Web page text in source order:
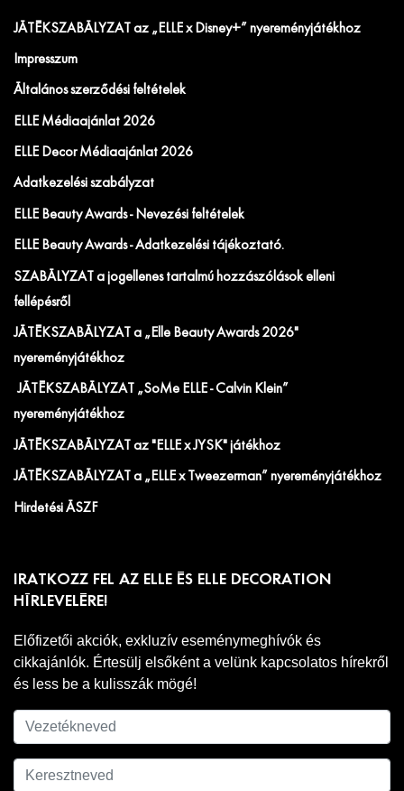
JÁTÉKSZABÁLYZAT az „ELLE x Disney+” nyereményjátékhoz
Impresszum
Általános szerződési feltételek
ELLE Médiaajánlat 2026
ELLE Decor Médiaajánlat 2026
Adatkezelési szabályzat
ELLE Beauty Awards - Nevezési feltételek
ELLE Beauty Awards - Adatkezelési tájékoztató.
SZABÁLYZAT a jogellenes tartalmú hozzászólások elleni
fellépésről
JÁTÉKSZABÁLYZAT a „Elle Beauty Awards 2026"
nyereményjátékhoz
JÁTÉKSZABÁLYZAT „SoMe ELLE - Calvin Klein”
nyereményjátékhoz
JÁTÉKSZABÁLYZAT az "ELLE x JYSK" játékhoz
JÁTÉKSZABÁLYZAT a „ELLE x Tweezerman” nyereményjátékhoz
Hirdetési ÁSZF
IRATKOZZ FEL AZ ELLE ÉS ELLE DECORATION
HÍRLEVELÉRE!
Előfizetői akciók, exkluzív eseménymeghívók és
cikkajánlók. Értesülj elsőként a velünk kapcsolatos hírekről
és less be a kulisszák mögé!